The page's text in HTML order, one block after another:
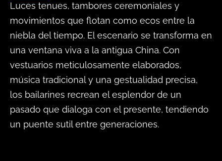
Luces tenues, tambores ceremoniales y
movimientos que flotan como ecos entre la
niebla del tiempo. El escenario se transforma en
una ventana viva a la antigua China. Con
vestuarios meticulosamente elaborados,
música tradicional y una gestualidad precisa,
los bailarines recrean el esplendor de un
pasado que dialoga con el presente, tendiendo
un puente sutil entre generaciones.